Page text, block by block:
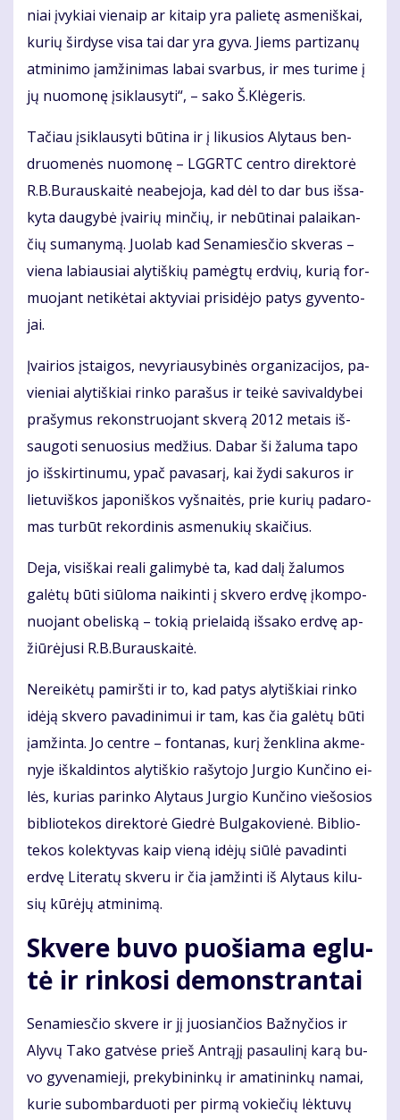
niai įvy­kiai vie­naip ar ki­taip yra pa­lie­tę as­me­niš­kai,
ku­rių šir­dy­se vi­sa tai dar yra gy­va. Jiems par­ti­za­nų
at­mi­ni­mo įam­ži­ni­mas la­bai svar­bus, ir mes tu­ri­me į
jų nuo­mo­nę įsi­klau­sy­ti“, – sa­ko Š.Klė­ge­ris.
Ta­čiau įsi­klau­sy­ti bū­ti­na ir į li­ku­sios Aly­taus ben­
druo­me­nės nuo­mo­nę – LGGRTC cen­tro di­rek­to­rė
R.B.Bu­raus­kai­tė ne­abe­jo­ja, kad dėl to dar bus iš­sa­
ky­ta dau­gy­bė įvai­rių min­čių, ir ne­bū­ti­nai pa­lai­kan­
čių su­ma­ny­mą. Juo­lab kad Se­na­mies­čio skve­ras –
vie­na la­biau­siai aly­tiš­kių pa­mėg­tų erd­vių, ku­rią for­
muo­jant ne­ti­kė­tai ak­ty­viai pri­si­dė­jo pa­tys gy­ven­to­
jai.
Įvai­rios įstai­gos, ne­vy­riau­sy­bi­nės or­ga­ni­za­ci­jos, pa­
vie­niai aly­tiš­kiai rin­ko pa­ra­šus ir tei­kė sa­vi­val­dy­bei
pra­šy­mus re­konst­ruo­jant skve­rą 2012 me­tais iš­
sau­go­ti se­nuo­sius me­džius. Da­bar ši ža­lu­ma ta­po
jo iš­skir­ti­nu­mu, ypač pa­va­sa­rį, kai žy­di sa­ku­ros ir
lie­tu­viš­kos ja­po­niš­kos vyš­nai­tės, prie ku­rių pa­da­ro­
mas tur­būt re­kor­di­nis as­me­nu­kių skai­čius.
De­ja, vi­siš­kai re­a­li ga­li­my­bė ta, kad da­lį ža­lu­mos
galėtų būti siū­lo­ma nai­kin­ti į skve­ro erd­vę įkom­po­
nuo­jant obe­lis­ką – to­kią prie­lai­dą iš­sa­ko erd­vę ap­
žiū­rė­ju­si R.B.Bu­raus­kai­tė.
Ne­rei­kė­tų pa­mirš­ti ir to, kad pa­tys aly­tiš­kiai rin­ko
idė­ją skve­ro pa­va­di­ni­mui ir tam, kas čia ga­lė­tų bū­ti
įam­žin­ta. Jo cen­tre – fon­ta­nas, ku­rį žen­kli­na ak­me­
ny­je iš­kal­din­tos aly­tiš­kio ra­šy­to­jo Jur­gio Kun­či­no ei­
lės, ku­rias pa­rin­ko Aly­taus Jur­gio Kun­či­no vie­šo­sios
bib­lio­te­kos di­rek­to­rė Gied­rė Bul­ga­ko­vie­nė. Bib­lio­
te­kos ko­lek­ty­vas kaip vie­ną idė­jų siū­lė pa­va­din­ti
erd­vę Li­te­ra­tų skve­ru ir čia įam­žin­ti iš Aly­taus ki­lu­
sių kū­rė­jų at­mi­ni­mą.
Skve­re bu­vo puo­šia­ma eg­lu­
tė ir rin­ko­si de­monst­ran­tai
Se­na­mies­čio skve­re ir jį juo­sian­čios Baž­ny­čios ir
Aly­vų Ta­ko gat­vė­se prieš Ant­rą­jį pa­sau­li­nį ka­rą bu­
vo gy­ve­na­mie­ji, pre­ky­bi­nin­kų ir ama­ti­nin­kų na­mai,
ku­rie su­bom­bar­duo­ti per pir­mą vo­kie­čių lėk­tu­vų